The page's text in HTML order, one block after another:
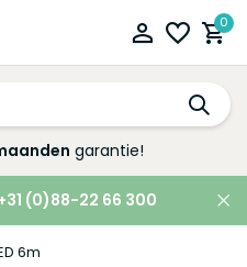
0
garantie!
(0)88-22 66 300
6m